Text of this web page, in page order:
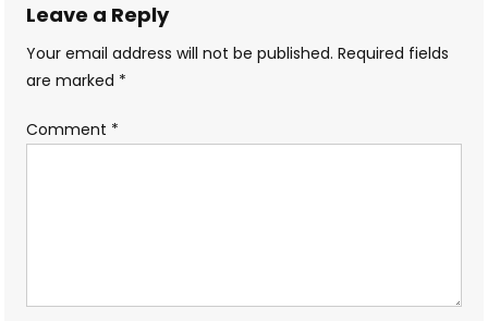
Leave a Reply
Your email address will not be published. Required fields
are marked *
Comment *